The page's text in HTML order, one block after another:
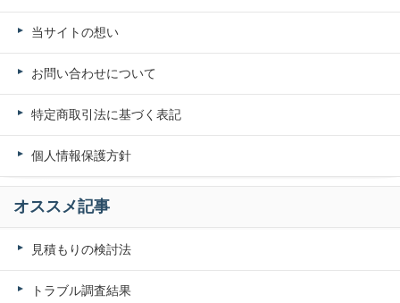
当サイトの想い
お問い合わせについて
特定商取引法に基づく表記
個人情報保護方針
オススメ記事
見積もりの検討法
トラブル調査結果